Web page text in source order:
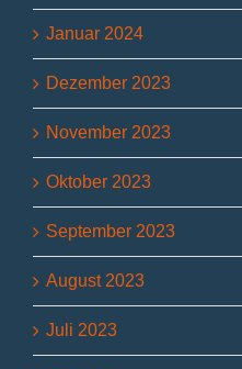
Januar 2024
Dezember 2023
November 2023
Oktober 2023
September 2023
August 2023
Juli 2023